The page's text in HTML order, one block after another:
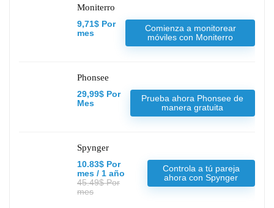
Moniterro
9,71$ Por
mes
Comienza a monitorear
móviles con Moniterro
Phonsee
29,99$ Por
Mes
Prueba ahora Phonsee de
manera gratuita
Spynger
10.83$ Por
mes / 1 año
45.49$ Por
mes
Controla a tú pareja
ahora con Spynger